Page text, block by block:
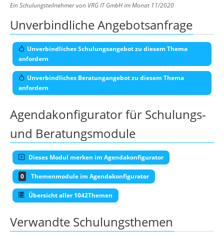
Ein Schulungsteilnehmer von VRG IT GmbH im Monat 11/2020
Unverbindliche Angebotsanfrage
Unverbindliches Schulungsangebot zu diesem Thema
anfordern
Unverbindliches Beratungangebot zu diesem Thema
anfordern
Agendakonfigurator für Schulungs-
und Beratungsmodule
Dieses Modul merken im Agendakonfigurator
0 Themenmodule im Agendakonfigurator
Übersicht aller 1042Themen
Verwandte Schulungsthemen